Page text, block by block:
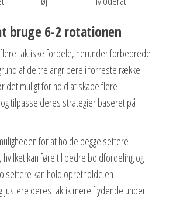
bruge 6-2 rotationen
taktiske fordele, herunder forbedrede
af de tre angribere i forreste række.
det muligt for hold at skabe flere
tilpasse deres strategier baseret på
for at holde begge settere
, hvilket kan føre til bedre boldfordeling og
settere kan hold opretholde en
justere deres taktik mere flydende under